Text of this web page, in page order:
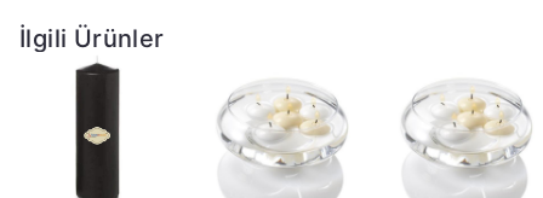
Ek Bilgiler:
Yanan bir mumun durumunu belirli aralıklarla kontrol edin.
Mumları yanıcı maddelerin yakınlarına koymayın.
İlgili Ürünler